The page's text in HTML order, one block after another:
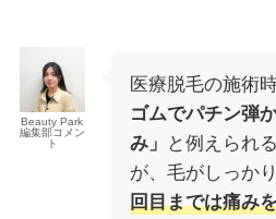
Beauty Park
編集部コメン
ト
医療脱毛の施術
ゴムでパチン弾
み」
と例えられ
が、毛がしっか
回目までは痛み